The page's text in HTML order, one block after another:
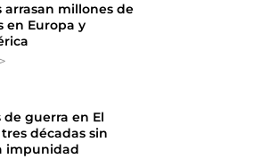
arrasan millones de
en Europa y
de guerra en El
décadas sin
impunidad